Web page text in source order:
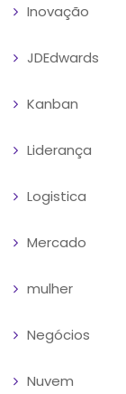
Inovação
JDEdwards
Kanban
Liderança
Logistica
Mercado
mulher
Negócios
Nuvem